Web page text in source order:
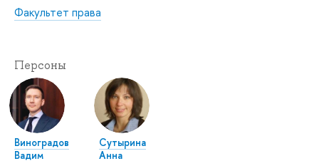
Факультет права
Персоны
Виноградов
Вадим
Сутырина
Анна